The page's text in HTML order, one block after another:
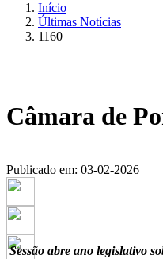
Início
Últimas Notícias
1160
Câmara de
Publicado em: 03-02-2026
Sessão abre ano legislativo